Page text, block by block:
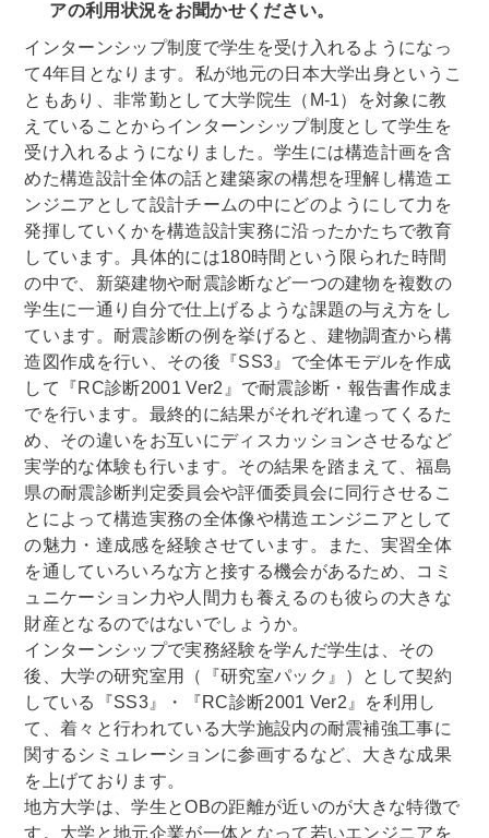
アの利用状況をお聞かせください。
インターンシップ制度で学生を受け入れるようになっ
て4年目となります。私が地元の日本大学出身というこ
ともあり、非常勤として大学院生（M-1）を対象に教
えていることからインターンシップ制度として学生を
受け入れるようになりました。学生には構造計画を含
めた構造設計全体の話と建築家の構想を理解し構造エ
ンジニアとして設計チームの中にどのようにして力を
発揮していくかを構造設計実務に沿ったかたちで教育
しています。具体的には180時間という限られた時間
の中で、新築建物や耐震診断など一つの建物を複数の
学生に一通り自分で仕上げるような課題の与え方をし
ています。耐震診断の例を挙げると、建物調査から構
造図作成を行い、その後『SS3』で全体モデルを作成
して『RC診断2001 Ver2』で耐震診断・報告書作成ま
でを行います。最終的に結果がそれぞれ違ってくるた
め、その違いをお互いにディスカッションさせるなど
実学的な体験も行います。その結果を踏まえて、福島
県の耐震診断判定委員会や評価委員会に同行させるこ
とによって構造実務の全体像や構造エンジニアとして
の魅力・達成感を経験させています。また、実習全体
を通していろいろな方と接する機会があるため、コミ
ュニケーション力や人間力も養えるのも彼らの大きな
財産となるのではないでしょうか。
インターンシップで実務経験を学んだ学生は、その
後、大学の研究室用（『研究室パック』）として契約
している『SS3』・『RC診断2001 Ver2』を利用し
て、着々と行われている大学施設内の耐震補強工事に
関するシミュレーションに参画するなど、大きな成果
を上げております。
地方大学は、学生とOBの距離が近いのが大きな特徴で
す。大学と地元企業が一体となって若いエンジニアを